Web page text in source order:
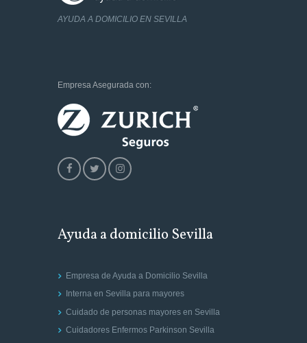
AYUDA A DOMICILIO EN SEVILLA
Empresa Asegurada con:
Ayuda a domicilio Sevilla
Empresa de Ayuda a Domicilio Sevilla
Interna en Sevilla para mayores
Cuidado de personas mayores en Sevilla
Cuidadores Enfermos Parkinson Sevilla